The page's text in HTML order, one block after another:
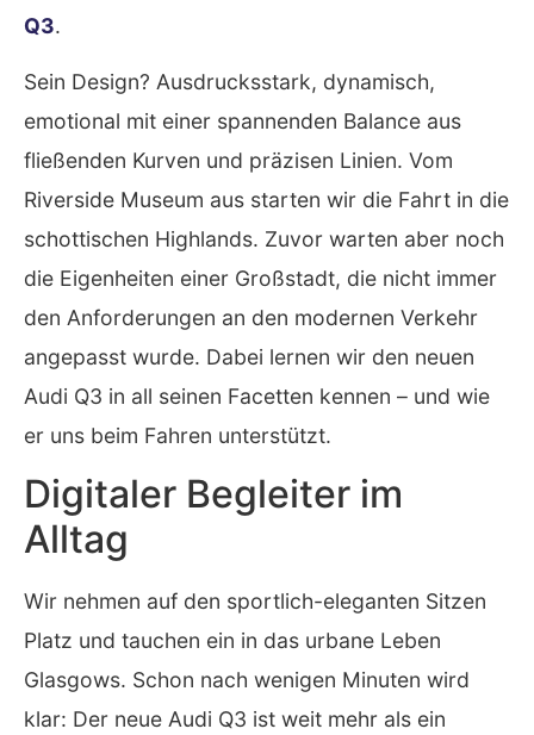
Q3.
Sein Design? Ausdrucksstark, dynamisch,
emotional mit einer spannenden Balance aus
fließenden Kurven und präzisen Linien. Vom
Riverside Museum aus starten wir die Fahrt in die
schottischen Highlands. Zuvor warten aber noch
die Eigenheiten einer Großstadt, die nicht immer
den Anforderungen an den modernen Verkehr
angepasst wurde. Dabei lernen wir den neuen
Audi Q3 in all seinen Facetten kennen – und wie
er uns beim Fahren unterstützt.
Digitaler Begleiter im
Alltag
Wir nehmen auf den sportlich-eleganten Sitzen
Platz und tauchen ein in das urbane Leben
Glasgows. Schon nach wenigen Minuten wird
klar: Der neue Audi Q3 ist weit mehr als ein